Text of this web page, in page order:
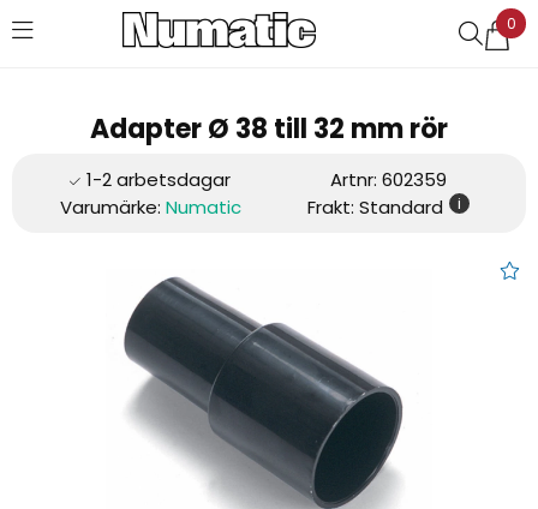
0
Favoriter (0)
Adapter Ø 38 till 32 mm rör
Artnr: 602359
Varumärke: Numatic Frakt: Standard i
Adapter Ø 38 till 32 mm rör